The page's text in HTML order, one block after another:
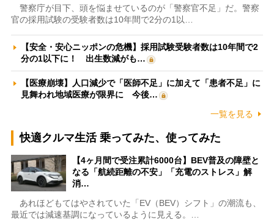
警察庁が目下、頭を悩ませているのが「警察官不足」だ。警察
官の採用試験の受験者数は10年間で2分の1以…
【安全・安心ニッポンの危機】採用試験受験者数は10年間で2
分の1以下に！ 出生数減がも…
【医療崩壊】人口減少で「医師不足」に加えて「患者不足」に
見舞われ地域医療が限界に 今後…
一覧を見る
快適クルマ生活 乗ってみた、使ってみた
【4ヶ月間で受注累計6000台】BEV普及の障壁と
なる「航続距離の不安」「充電のストレス」解
消…
あれほどもてはやされていた「EV（BEV）シフト」の潮流も、
最近では減速基調になっているように見える。…